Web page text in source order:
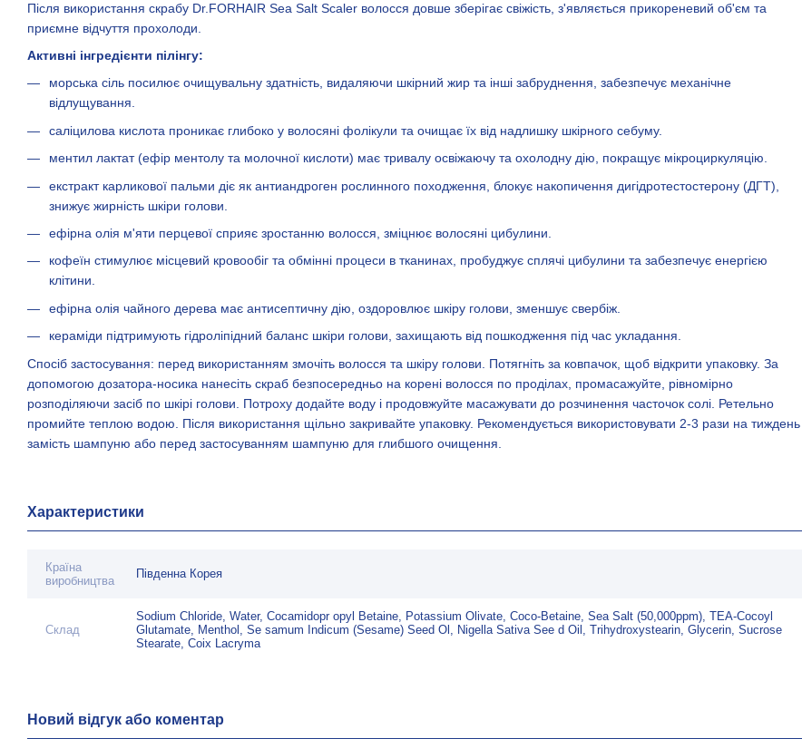
Після використання скрабу Dr.FORHAIR Sea Salt Scaler волосся довше зберігає свіжість, з'являється прикореневий об'єм та
приємне відчуття прохолоди.
Активні інгредієнти пілінгу:
морська сіль посилює очищувальну здатність, видаляючи шкірний жир та інші забруднення, забезпечує механічне
відлущування.
саліцилова кислота проникає глибоко у волосяні фолікули та очищає їх від надлишку шкірного себуму.
ментил лактат (ефір ментолу та молочної кислоти) має тривалу освіжаючу та охолодну дію, покращує мікроциркуляцію.
екстракт карликової пальми діє як антиандроген рослинного походження, блокує накопичення дигідротестостерону (ДГТ),
знижує жирність шкіри голови.
ефірна олія м'яти перцевої сприяє зростанню волосся, зміцнює волосяні цибулини.
кофеїн стимулює місцевий кровообіг та обмінні процеси в тканинах, пробуджує сплячі цибулини та забезпечує енергією
клітини.
ефірна олія чайного дерева має антисептичну дію, оздоровлює шкіру голови, зменшує свербіж.
кераміди підтримують гідроліпідний баланс шкіри голови, захищають від пошкодження під час укладання.
Спосіб застосування: перед використанням змочіть волосся та шкіру голови. Потягніть за ковпачок, щоб відкрити упаковку. За
допомогою дозатора-носика нанесіть скраб безпосередньо на корені волосся по проділах, промасажуйте, рівномірно
розподіляючи засіб по шкірі голови. Потроху додайте воду і продовжуйте масажувати до розчинення часточок солі. Ретельно
промийте теплою водою. Після використання щільно закривайте упаковку. Рекомендується використовувати 2-3 рази на тиждень
замість шампуню або перед застосуванням шампуню для глибшого очищення.
Характеристики
Країна
виробництва
Південна Корея
Склад
Sodium Chloride, Water, Cocamidopr opyl Betaine, Potassium Olivate, Coco-Betaine, Sea Salt (50,000ppm), TEA-Cocoyl
Glutamate, Menthol, Se samum Indicum (Sesame) Seed Ol, Nigella Sativa See d Oil, Trihydroxystearin, Glycerin, Sucrose
Stearate, Coix Lacryma
Новий відгук або коментар